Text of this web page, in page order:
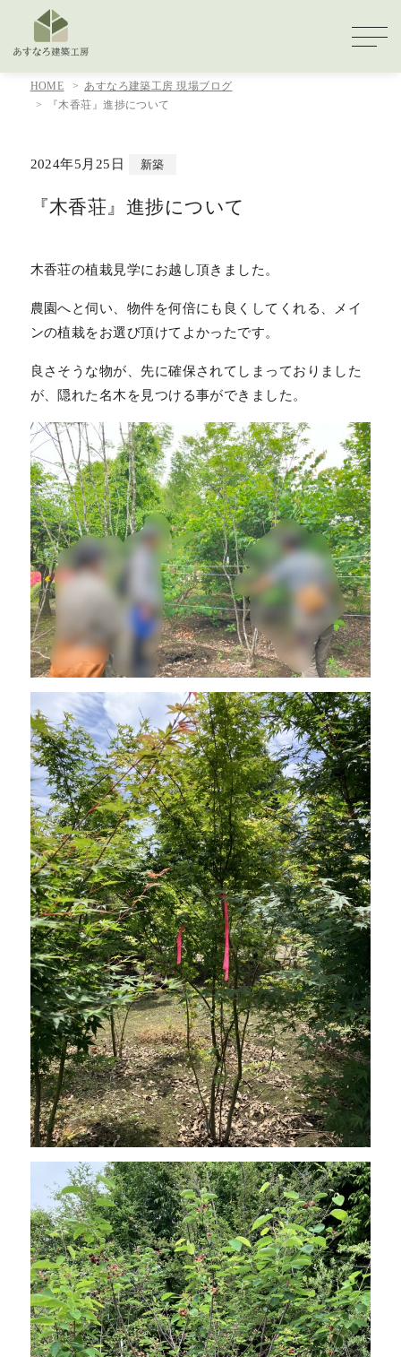
HOME
あすなろ建築工房 現場ブログ
『木香荘』進捗について
2024年5月25日 新築
『木香荘』進捗について
木香荘の植栽見学にお越し頂きました。
農園へと伺い、物件を何倍にも良くしてくれる、メイ
ンの植栽をお選び頂けてよかったです。
良さそうな物が、先に確保されてしまっておりました
が、隠れた名木を見つける事ができました。